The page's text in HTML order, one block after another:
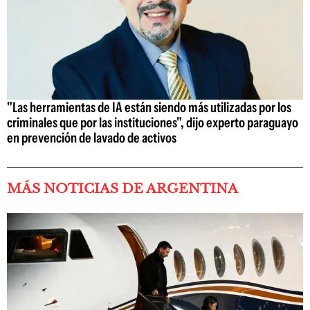
"Las herramientas de IA están siendo más utilizadas por los
criminales que por las instituciones", dijo experto paraguayo
en prevención de lavado de activos
MÁS NOTICIAS DE ARGENTINA